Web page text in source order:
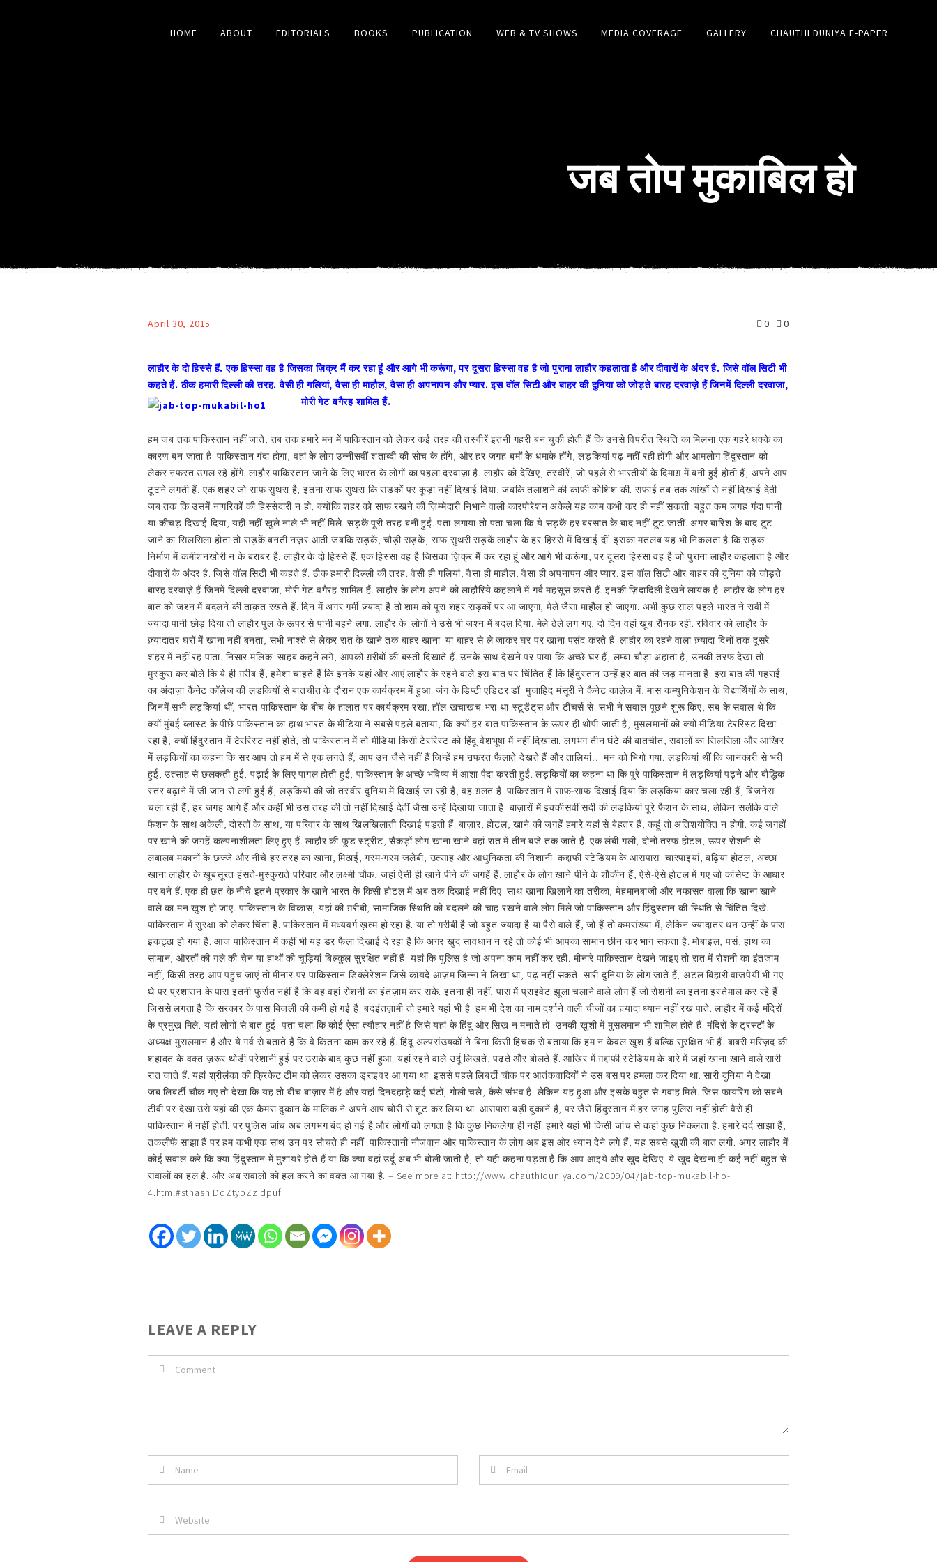
HOME ABOUT EDITORIALS BOOKS PUBLICATION WEB & TV SHOWS MEDIA COVERAGE GALLERY CHAUTHI DUNIYA E-PAPER
जब तोप मुकाबिल हो
April 30, 2015 0 0
लाहौर के दो हिस्से हैं. एक हिस्सा वह है जिसका ज़िक्र मैं कर रहा हूं और आगे भी करूंगा, पर दूसरा हिस्सा वह है जो पुराना लाहौर कहलाता है और दीवारों के अंदर है. जिसे वॉल सिटी भी
कहते हैं. ठीक हमारी दिल्ली की तरह. वैसी ही गलियां, वैसा ही माहौल, वैसा ही अपनापन और प्यार. इस वॉल सिटी और बाहर की दुनिया को जोड़ते बारह दरवाज़े हैं जिनमें दिल्ली दरवाजा,
मोरी गेट वगैरह शामिल हैं.
हम जब तक पाकिस्तान नहीं जाते, तब तक हमारे मन में पाकिस्तान को लेकर कई तरह की तस्वीरें इतनी गहरी बन चुकी होती हैं कि उनसे विपरीत स्थिति का मिलना एक गहरे धक्के का
कारण बन जाता है. पाकिस्तान गंदा होगा, वहां के लोग उन्नीसवीं शताब्दी की सोच के होंगे, और हर जगह बमों के धमाके होंगे, लड़कियां प़ढ़ नहीं रही होंगी और आमलोग हिंदुस्तान को
लेकर ऩफरत उगल रहे होंगे. लाहौर पाकिस्तान जाने के लिए भारत के लोगों का पहला दरवाज़ा है. लाहौर को देखिए, तस्वीरें, जो पहले से भारतीयों के दिमाग़ में बनी हुई होती हैं, अपने आप
टूटने लगती हैं. एक शहर जो साफ सुथरा है, इतना साफ सुथरा कि सड़कों पर कूड़ा नहीं दिखाई दिया, जबकि तलाशने की काफी कोशिश की. सफाई तब तक आंखों से नहीं दिखाई देती
जब तक कि उसमें नागरिकों की हिस्सेदारी न हो, क्योंकि शहर को साफ रखने की ज़िम्मेदारी निभाने वाली कारपोरेशन अकेले यह काम कभी कर ही नहीं सकती. बहुत कम जगह गंदा पानी
या कीचड़ दिखाई दिया, यही नहीं खुले नाले भी नहीं मिले. सड़कें पूरी तरह बनी हुईं. पता लगाया तो पता चला कि ये सड़कें हर बरसात के बाद नहीं टूट जातीं. अगर बारिश के बाद टूट
जाने का सिलसिला होता तो सड़कें बनती नज़र आतीं जबकि सड़कें, चौड़ी सड़कें, साफ सुथरी सड़कें लाहौर के हर हिस्से में दिखाई दीं. इसका मतलब यह भी निकलता है कि सड़क
निर्माण में कमीशनखोरी न के बराबर है. लाहौर के दो हिस्से हैं. एक हिस्सा वह है जिसका ज़िक्र मैं कर रहा हूं और आगे भी करूंगा, पर दूसरा हिस्सा वह है जो पुराना लाहौर कहलाता है और
दीवारों के अंदर है. जिसे वॉल सिटी भी कहते हैं. ठीक हमारी दिल्ली की तरह. वैसी ही गलियां, वैसा ही माहौल, वैसा ही अपनापन और प्यार. इस वॉल सिटी और बाहर की दुनिया को जोड़ते
बारह दरवाज़े हैं जिनमें दिल्ली दरवाजा, मोरी गेट वगैरह शामिल हैं. लाहौर के लोग अपने को लाहौरिये कहलाने में गर्व महसूस करते हैं. इनकी ज़िंदादिली देखने लायक है. लाहौर के लोग हर
बात को जश्न में बदलने की ताक़त रखते हैं. दिन में अगर गर्मी ज़्यादा है तो शाम को पूरा शहर सड़कों पर आ जाएगा, मेले जैसा माहौल हो जाएगा. अभी कुछ साल पहले भारत ने रावी में
ज्यादा पानी छोड़ दिया तो लाहौर पुल के ऊपर से पानी बहने लगा. लाहौर के लोगों ने उसे भी जश्न में बदल दिया. मेले ठेले लग गए, दो दिन वहां खूब रौनक रही. रविवार को लाहौर के
ज़्यादातर घरों में खाना नहीं बनता, सभी नाश्ते से लेकर रात के खाने तक बाहर खाना या बाहर से ले जाकर घर पर खाना पसंद करते हैं. लाहौर का रहने वाला ज़्यादा दिनों तक दूसरे
शहर में नहीं रह पाता. निसार मलिक साहब कहने लगे, आपको ग़रीबों की बस्ती दिखाते हैं. उनके साथ देखने पर पाया कि अच्छे घर हैं, लम्बा चौड़ा अहाता है, उनकी तरफ देखा तो
मुस्कुरा कर बोले कि ये ही ग़रीब हैं, हमेशा चाहते हैं कि इनके यहां और आएं लाहौर के रहने वाले इस बात पर चिंतित हैं कि हिंदुस्तान उन्हें हर बात की जड़ मानता है. इस बात की गहराई
का अंदाज़ा कैनेट कॉलेज की लड़कियों से बातचीत के दौरान एक कार्यक्रम में हुआ. जंग के डिप्टी एडिटर डॉ. मुजाहिद मंसूरी ने कैनेट कालेज में, मास कम्युनिकेशन के विद्यार्थियों के साथ,
जिनमें सभी लड़कियां थीं, भारत-पाकिस्तान के बीच के हालात पर कार्यक्रम रखा. हॉल खचाखच भरा था-स्टूडेंट्‌स और टीचर्स से. सभी ने सवाल पूछने शुरू किए, सब के सवाल थे कि
क्यों मुंबई ब्लास्ट के पीछे पाकिस्तान का हाथ भारत के मीडिया ने सबसे पहले बताया, कि क्यों हर बात पाकिस्तान के ऊपर ही थोपी जाती है, मुसलमानों को क्यों मीडिया टेररिस्ट दिखा
रहा है, क्यों हिंदुस्तान में टेररिस्ट नहीं होते, तो पाकिस्तान में तो मीडिया किसी टेररिस्ट को हिंदू वेशभूषा में नहीं दिखाता. लगभग तीन घंटे की बातचीत, सवालों का सिलसिला और आख़िर
में लड़कियों का कहना कि सर आप तो हम में से एक लगते हैं, आप उन जैसे नहीं हैं जिन्हें हम ऩफरत फैलाते देखते हैं और तालियां… मन को भिगो गया. लड़कियां थीं कि जानकारी से भरी
हुई, उत्साह से छलकती हुईं, पढ़ाई के लिए पागल होती हुईं, पाकिस्तान के अच्छे भविष्य में आशा पैदा करती हुईं. लड़कियों का कहना था कि पूरे पाकिस्तान में लड़कियां पढ़ने और बौद्धिक
स्तर बढ़ाने में जी जान से लगी हुई हैं, लड़कियों की जो तस्वीर दुनिया में दिखाई जा रही है, वह ग़लत है. पाकिस्तान में साफ-साफ दिखाई दिया कि लड़कियां कार चला रही हैं, बिजनेस
चला रही हैं, हर जगह आगे हैं और कहीं भी उस तरह की तो नहीं दिखाई देतीं जैसा उन्हें दिखाया जाता है. बाज़ारों में इक्कीसवीं सदी की लड़कियां पूरे फैशन के साथ, लेकिन सलीके वाले
फैशन के साथ अकेली, दोस्तों के साथ, या परिवार के साथ खिलखिलाती दिखाई पड़ती हैं. बाज़ार, होटल, खाने की जगहें हमारे यहां से बेहतर हैं, कहूं तो अतिशयोक्ति न होगी. कई जगहों
पर खाने की जगहें कल्पनाशीलता लिए हुए हैं. लाहौर की फूड स्ट्रीट, सैकड़ों लोग खाना खाने वहां रात में तीन बजे तक जाते हैं. एक लंबी गली, दोनों तरफ होटल, ऊपर रोशनी से
लबालब मकानों के छज्जे और नीचे हर तरह का खाना, मिठाई, गरम-गरम जलेबी, उत्साह और आधुनिकता की निशानी. कद्दाफी स्टेडियम के आसपास चारपाइयां, बढ़िया होटल, अच्छा
खाना लाहौर के खूबसूरत हंसते-मुस्कुराते परिवार और लक्ष्मी चौक, जहां ऐसी ही खाने पीने की जगहें हैं. लाहौर के लोग खाने पीने के शौकीन हैं, ऐसे-ऐसे होटल में गए जो कांसेप्ट के आधार
पर बने हैं. एक ही छत के नीचे इतने प्रकार के खाने भारत के किसी होटल में अब तक दिखाई नहीं दिए. साथ खाना खिलाने का तरीका, मेहमानबाजी और नफासत वाला कि खाना खाने
वाले का मन खुश हो जाए. पाकिस्तान के विकास, यहां की ग़रीबी, सामाजिक स्थिति को बदलने की चाह रखने वाले लोग मिले जो पाकिस्तान और हिंदुस्तान की स्थिति से चिंतित दिखे.
पाकिस्तान में सुरक्षा को लेकर चिंता है. पाकिस्तान में मध्यवर्ग ख़त्म हो रहा है. या तो ग़रीबी है जो बहुत ज्यादा है या पैसे वाले हैं, जो हैं तो कमसंख्या में, लेकिन ज्यादातर धन उन्हीं के पास
इकट्ठा हो गया है. आज पाकिस्तान में कहीं भी यह डर फैला दिखाई दे रहा है कि अगर खुद सावधान न रहे तो कोई भी आपका सामान छीन कर भाग सकता है. मोबाइल, पर्स, हाथ का
सामान, औरतों की गले की चेन या हाथों की चूड़ियां बिल्कुल सुरक्षित नहीं हैं. यहां कि पुलिस है जो अपना काम नहीं कर रही. मीनारे पाकिस्तान देखने जाइए तो रात में रोशनी का इंतजाम
नहीं, किसी तरह आप पहुंच जाएं तो मीनार पर पाकिस्तान डिक्लेरेशन जिसे कायदे आज़म जिन्ना ने लिखा था, पढ़ नहीं सकते. सारी दुनिया के लोग जाते हैं, अटल बिहारी वाजपेयी भी गए
थे पर प्रशासन के पास इतनी फुर्सत नहीं है कि वह वहां रोशनी का इंतज़ाम कर सके. इतना ही नहीं, पास में प्राइवेट झूला चलाने वाले लोग हैं जो रोशनी का इतना इस्तेमाल कर रहे हैं
जिससे लगता है कि सरकार के पास बिजली की कमी हो गई है. बदइंतज़ामी तो हमारे यहां भी है. हम भी देश का नाम दर्शाने वाली चीजों का ज़्यादा ध्यान नहीं रख पाते. लाहौर में कई मंदिरों
के प्रमुख मिले. यहां लोगों से बात हुई. पता चला कि कोई ऐसा त्यौहार नहीं है जिसे यहां के हिंदू और सिख न मनाते हों. उनकी खुशी में मुसलमान भी शामिल होते हैं. मंदिरों के ट्रस्टों के
अध्यक्ष मुसलमान हैं और ये गर्व से बताते हैं कि वे कितना काम कर रहे हैं. हिंदू अल्पसंख्यकों ने बिना किसी हिचक से बताया कि हम न केवल खुश हैं बल्कि सुरक्षित भी हैं. बाबरी मस्ज़िद की
शहादत के वक्त ज़रूर थोड़ी परेशानी हुई पर उसके बाद कुछ नहीं हुआ. यहां रहने वाले उर्दू लिखते, पढ़ते और बोलते हैं. आखिर में ग़द्दाफी स्टेडियम के बारे में जहां खाना खाने वाले सारी
रात जाते हैं. यहां श्रीलंका की क्रिकेट टीम को लेकर उसका ड्राइवर आ गया था. इससे पहले लिबर्टी चौक पर आतंकवादियों ने उस बस पर हमला कर दिया था. सारी दुनिया ने देखा.
जब लिबर्टी चौक गए तो देखा कि यह तो बीच बाज़ार में है और यहां दिनदहाड़े कई घंटों, गोली चले, कैसे संभव है. लेकिन यह हुआ और इसके बहुत से गवाह मिले. जिस फायरिंग को सबने
टीवी पर देखा उसे यहां की एक कैमरा दुकान के मालिक ने अपने आप चोरी से शूट कर लिया था. आसपास बड़ी दुकानें हैं, पर जैसे हिंदुस्तान में हर जगह पुलिस नहीं होती वैसे ही
पाकिस्तान में नहीं होती. पर पुलिस जांच अब लगभग बंद हो गई है और लोगों को लगता है कि कुछ निकलेगा ही नहीं. हमारे यहां भी किसी जांच से कहां कुछ निकलता है. हमारे दर्द साझा हैं,
तकलीफें साझा हैं पर हम कभी एक साथ उन पर सोचते ही नहीं. पाकिस्तानी नौजवान और पाकिस्तान के लोग अब इस ओर ध्यान देने लगे हैं, यह सबसे खुशी की बात लगी. अगर लाहौर में
कोई सवाल करे कि क्या हिंदुस्तान में मुशायरे होते हैं या कि क्या वहां उर्दू अब भी बोली जाती है, तो यही कहना पड़ता है कि आप आइये और खुद देखिए. ये खुद देखना ही कई नहीं बहुत से
सवालों का हल है. और अब सवालों को हल करने का वक्त आ गया है. – See more at: http://www.chauthiduniya.com/2009/04/jab-top-mukabil-ho-
4.html#sthash.DdZtybZz.dpuf
LEAVE A REPLY